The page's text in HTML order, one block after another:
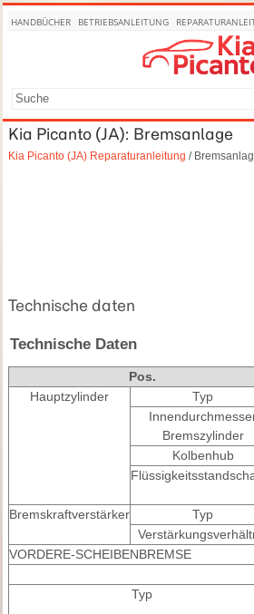
HANDBÜCHER BETRIEBSANLEITUNG
Kia Picanto (JA): Bremsanlage
Kia Picanto (JA) Reparaturanleitung /
Technische daten
Technische Daten
Pos.
Hauptzylinder
Typ
Bremszylinder
Kolbenhub
Bremskraftverstärker
Typ
VORDERE-SCHEIBENBREMSE
Typ